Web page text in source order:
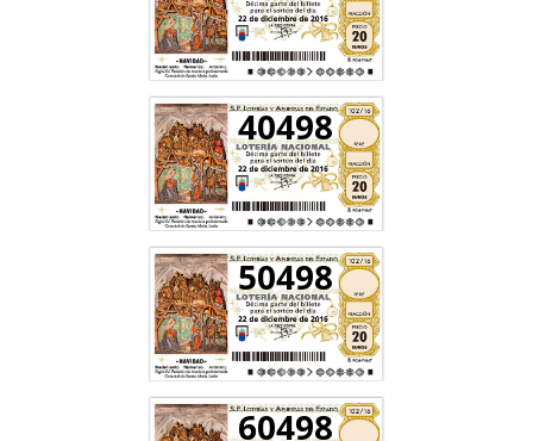
40498
50498
60498